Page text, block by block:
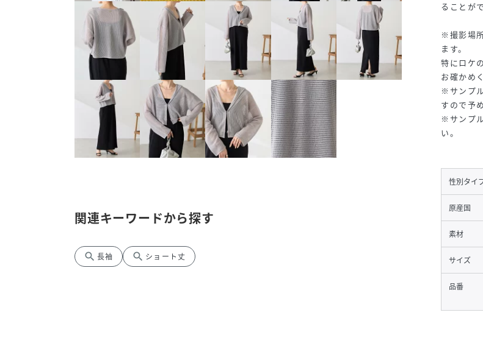
関連キーワードから探す
search 長袖 search ショート丈
ることが
※撮影場
ます。
特にロケ
お確かめ
※サンプ
すので予
※サンプ
い。
性別タイ
原産国
素材
サイズ
品番